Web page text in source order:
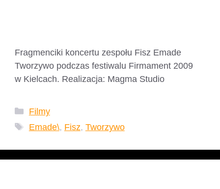
Fragmenciki koncertu zespołu Fisz Emade
Tworzywo podczas festiwalu Firmament 2009
w Kielcach. Realizacja: Magma Studio
Kategorie
Filmy
Tagi
Emade\, Fisz, Tworzywo